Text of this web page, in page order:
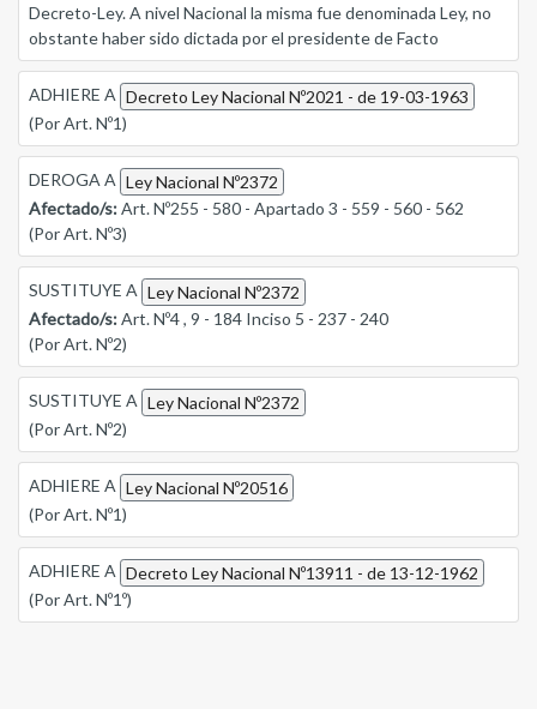
Decreto-Ley. A nivel Nacional la misma fue denominada Ley, no
obstante haber sido dictada por el presidente de Facto
ADHIERE A Decreto Ley Nacional Nº2021 - de 19-03-1963
(Por Art. Nº1)
DEROGA A Ley Nacional Nº2372
Afectado/s:Art. Nº255 - 580 - Apartado 3 - 559 - 560 - 562
(Por Art. Nº3)
SUSTITUYE A Ley Nacional Nº2372
Afectado/s:Art. Nº4 , 9 - 184 Inciso 5 - 237 - 240
(Por Art. Nº2)
SUSTITUYE A Ley Nacional Nº2372
(Por Art. Nº2)
ADHIERE A Ley Nacional Nº20516
(Por Art. Nº1)
ADHIERE A Decreto Ley Nacional Nº13911 - de 13-12-1962
(Por Art. Nº1º)